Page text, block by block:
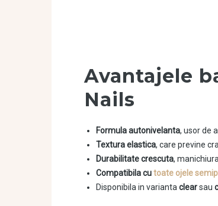
Avantajele
Nails
Formula autonivelanta, usor de
Textura elastica, care previne
Durabilitate crescuta,
Compatibila cutoate ojele
Disponibila in variantaclearsau